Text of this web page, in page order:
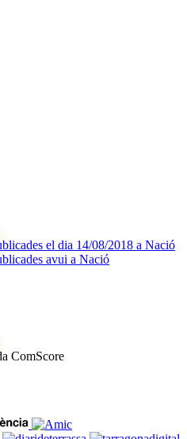
el dia 14/08/2018 a Nació
avui a Nació
ComScore